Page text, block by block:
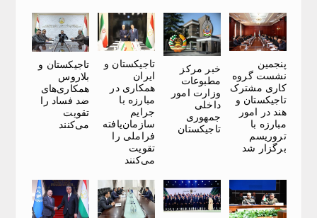
پنجمین
نشست گروه
کاری مشترک
تاجیکستان و
هند در امور
مبارزه با
تروریسم
برگزار شد
خبر مرکز
مطبوعات
وزارت امور
داخلی
جمهوری
تاجیکستان
تاجیکستان و
ایران
همکاری در
مبارزه با
جرایم
سازمان‌یافته
فراملی را
تقویت
می‌کنند
تاجیکستان و
بلاروس
همکاری‌های
ضد فساد را
تقویت
می‌کنند